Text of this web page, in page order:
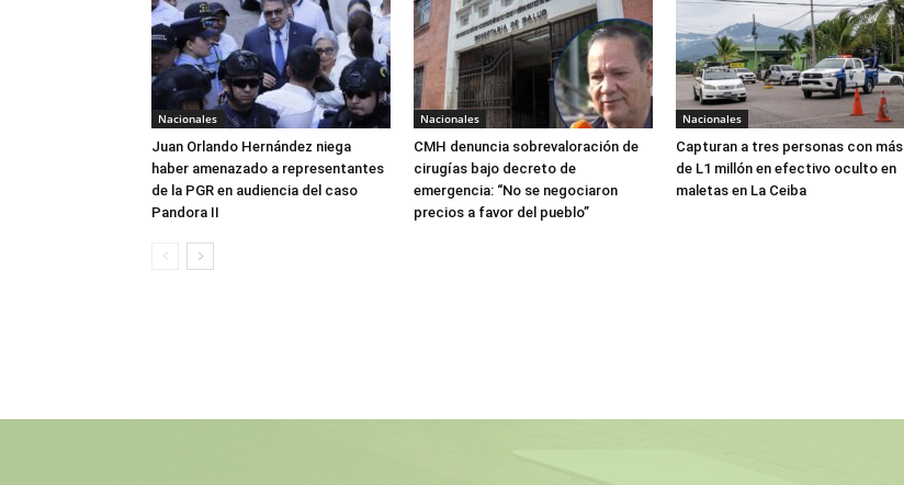
Nacionales
Juan Orlando Hernández niega
haber amenazado a representantes
de la PGR en audiencia del caso
Pandora II
Nacionales
CMH denuncia sobrevaloración de
cirugías bajo decreto de
emergencia: “No se negociaron
precios a favor del pueblo”
Nacionales
Capturan a tres personas con más
de L1 millón en efectivo oculto en
maletas en La Ceiba